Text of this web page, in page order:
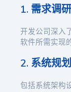
1. 需求调研
开发公司深入
软件所需实现
2. 系统规
包括系统架构